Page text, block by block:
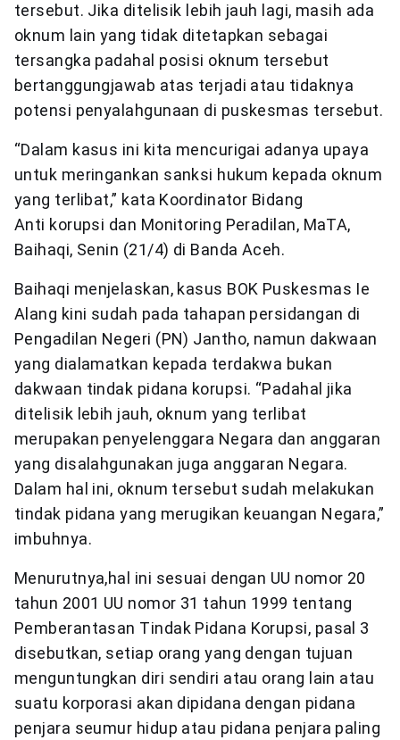
tersebut. Jika ditelisik lebih jauh lagi, masih ada
oknum lain yang tidak ditetapkan sebagai
tersangka padahal posisi oknum tersebut
bertanggungjawab atas terjadi atau tidaknya
potensi penyalahgunaan di puskesmas tersebut.
“Dalam kasus ini kita mencurigai adanya upaya
untuk meringankan sanksi hukum kepada oknum
yang terlibat,” kata Koordinator Bidang
Anti korupsi dan Monitoring Peradilan, MaTA,
Baihaqi, Senin (21/4) di Banda Aceh.
Baihaqi menjelaskan, kasus BOK Puskesmas Ie
Alang kini sudah pada tahapan persidangan di
Pengadilan Negeri (PN) Jantho, namun dakwaan
yang dialamatkan kepada terdakwa bukan
dakwaan tindak pidana korupsi. “Padahal jika
ditelisik lebih jauh, oknum yang terlibat
merupakan penyelenggara Negara dan anggaran
yang disalahgunakan juga anggaran Negara.
Dalam hal ini, oknum tersebut sudah melakukan
tindak pidana yang merugikan keuangan Negara,”
imbuhnya.
Menurutnya,hal ini sesuai dengan UU nomor 20
tahun 2001 UU nomor 31 tahun 1999 tentang
Pemberantasan Tindak Pidana Korupsi, pasal 3
disebutkan, setiap orang yang dengan tujuan
menguntungkan diri sendiri atau orang lain atau
suatu korporasi akan dipidana dengan pidana
penjara seumur hidup atau pidana penjara paling